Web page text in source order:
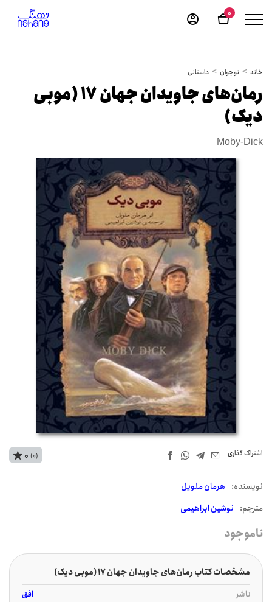
0
خانه نوجوان داستانی
رمان‌های جاویدان جهان‏‫ 17 (موبی
دیک)
Moby-Dick
اشتراک‌ گذاری
نويسنده: هرمان ملویل
مترجم: نوشین ابراهیمی
0 (0)
ناموجود
مشخصات کتاب رمان‌های جاویدان جهان‏‫ 17 (موبی دیک)
ناشر
افق